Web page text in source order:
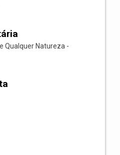
Qualquer Natureza -